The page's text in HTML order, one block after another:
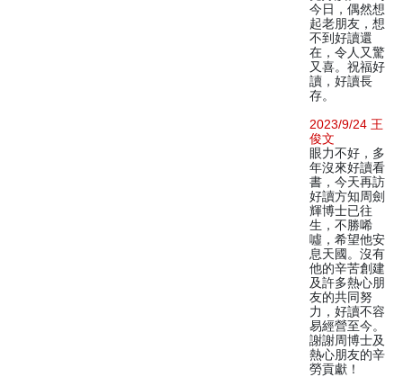
今日，偶然想
起老朋友，想
不到好讀還
在，令人又驚
又喜。祝福好
讀，好讀長
存。
2023/9/24 王
俊文
眼力不好，多
年沒來好讀看
書，今天再訪
好讀方知周劍
輝博士已往
生，不勝唏
噓，希望他安
息天國。沒有
他的辛苦創建
及許多熱心朋
友的共同努
力，好讀不容
易經營至今。
謝謝周博士及
熱心朋友的辛
勞貢獻！